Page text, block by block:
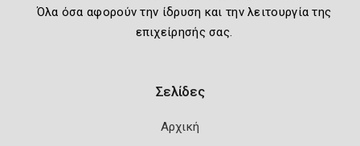
Όλα όσα αφορούν την ίδρυση και την λειτουργία της
επιχείρησής σας.
Σελίδες
Αρχική